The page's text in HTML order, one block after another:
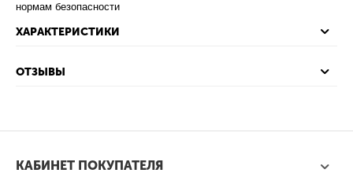
нормам безопасности
ХАРАКТЕРИСТИКИ
ОТЗЫВЫ
КАБИНЕТ ПОКУПАТЕЛЯ